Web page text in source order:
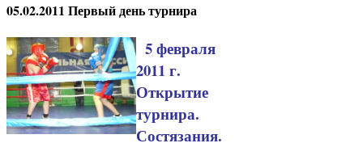
05.02.2011 Первый день турнира
5 февраля
2011 г.
Открытие
турнира.
Состязания.